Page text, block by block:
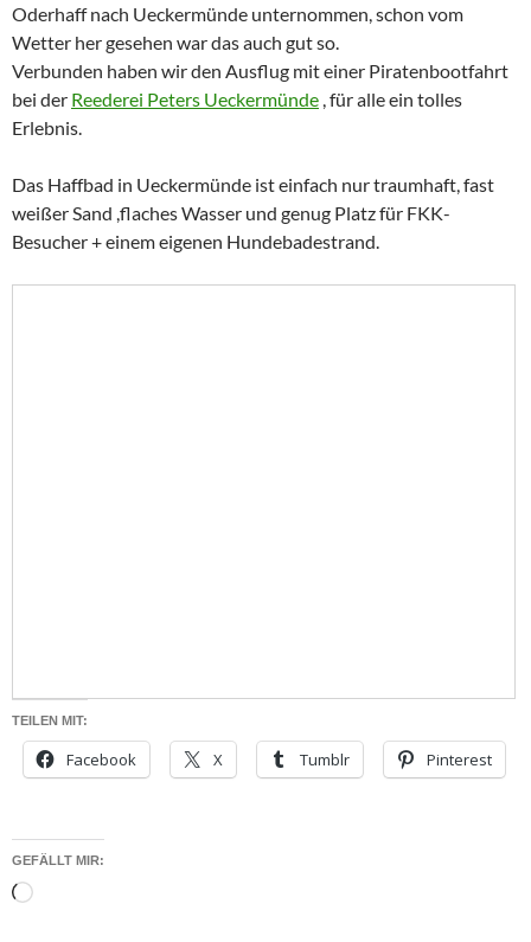
Oderhaff nach Ueckermünde unternommen, schon vom
Wetter her gesehen war das auch gut so.
Verbunden haben wir den Ausflug mit einer Piratenbootfahrt
bei der Reederei Peters Ueckermünde , für alle ein tolles
Erlebnis.
Das Haffbad in Ueckermünde ist einfach nur traumhaft, fast
weißer Sand ,flaches Wasser und genug Platz für FKK-
Besucher + einem eigenen Hundebadestrand.
TEILEN MIT:
Facebook X Tumblr Pinterest
GEFÄLLT MIR:
Wird